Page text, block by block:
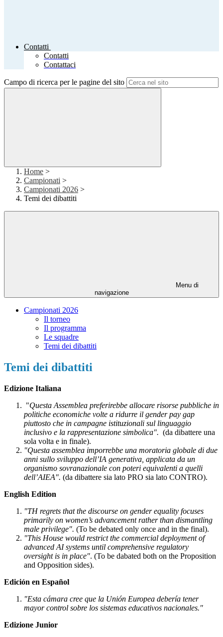
Contatti
Contatti
Contattaci
Campo di ricerca per le pagine del sito
Home >
Campionati >
Campionati 2026 >
Temi dei dibattiti
Menu di
navigazione
Campionati 2026
Il torneo
Il programma
Le squadre
Temi dei dibattiti
Temi dei dibattiti
Edizione Italiana
"Questa Assemblea preferirebbe allocare risorse pubbliche in
politiche economiche volte a ridurre il gender pay gap
piuttosto che in campagne istituzionali sul linguaggio
inclusivo e la rappresentazione simbolica". (da dibattere una
sola volta e in finale).
"Questa assemblea imporrebbe una moratoria globale di due
anni sullo sviluppo dell’IA generativa, applicata da un
organismo sovranazionale con poteri equivalenti a quelli
dell’AIEA". (da dibattere sia lato PRO sia lato CONTRO).
English Edition
"TH regrets that the discourse on gender equality focuses
primarily on women’s advancement rather than dismantling
male privilege". (To be debated only once and in the final).
"This House would restrict the commercial deployment of
advanced AI systems until comprehensive regulatory
oversight is in place". (To be dabated both on the Proposition
and Opposition sides).
Edición en Español
"Esta cámara cree que la Unión Europea debería tener
mayor control sobre los sistemas educativos nacionales."
Edizione Junior